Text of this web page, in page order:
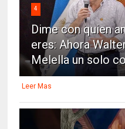
4
Dime con quien
eres: Ahora
Melella un solo
Leer Mas